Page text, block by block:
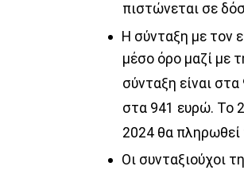
πιστώνεται σε
Η σύνταξη με τον
μέσο όρο μαζί με
σύνταξη είναι
στα 941 ευρώ. Το
2024 θα πληρωθεί
Οι συνταξιούχοι